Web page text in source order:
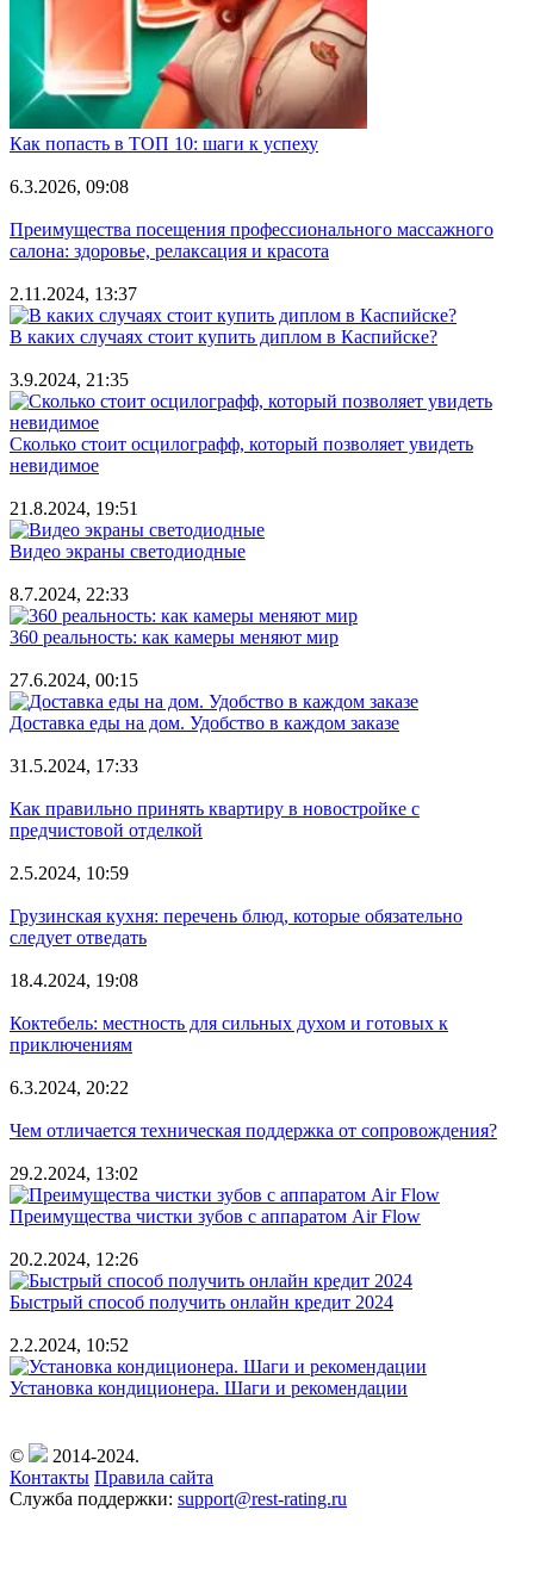
Как попасть в ТОП 10: шаги к успеху
6.3.2026, 09:08
Преимущества посещения профессионального массажного
салона: здоровье, релаксация и красота
2.11.2024, 13:37
В каких случаях стоит купить диплом в Каспийске?
3.9.2024, 21:35
Сколько стоит осцилографф, который позволяет увидеть
невидимое
21.8.2024, 19:51
Видео экраны светодиодные
8.7.2024, 22:33
360 реальность: как камеры меняют мир
27.6.2024, 00:15
Доставка еды на дом. Удобство в каждом заказе
31.5.2024, 17:33
Как правильно принять квартиру в новостройке с
предчистовой отделкой
2.5.2024, 10:59
Грузинская кухня: перечень блюд, которые обязательно
следует отведать
18.4.2024, 19:08
Коктебель: местность для сильных духом и готовых к
приключениям
6.3.2024, 20:22
Чем отличается техническая поддержка от сопровождения?
29.2.2024, 13:02
Преимущества чистки зубов с аппаратом Air Flow
20.2.2024, 12:26
Быстрый способ получить онлайн кредит 2024
2.2.2024, 10:52
Установка кондиционера. Шаги и рекомендации
©
2014-2024.
Контакты Правила сайта
Служба поддержки: support@rest-rating.ru